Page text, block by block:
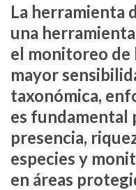
La herramienta
una
el monitoreo de
mayor
taxonómica,
es fundamental
presencia,
especies y
en áreas